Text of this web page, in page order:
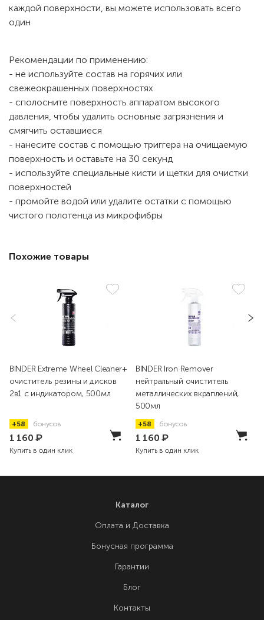
каждой поверхности, вы можете использовать всего
один
Рекомендации по применению:
- не используйте состав на горячих или
свежеокрашенных поверхностях
- сполосните поверхность аппаратом высокого
давления, чтобы удалить основные загрязнения и
смягчить оставшиеся
- нанесите состав с помощью триггера на очищаемую
поверхность и оставьте на 30 секунд
- используйте специальные кисти и щетки для очистки
поверхностей
- промойте водой или удалите остатки с помощью
чистого полотенца из микрофибры
Похожие товары
BINDER Extreme Wheel Cleaner+
очиститель резины и дисков
2в1 с индикатором, 500мл
+58 бонусов
1 160₽
Купить в один клик
BINDER Iron Remover
нейтральный очиститель
металлических вкраплений,
500мл
+58 бонусов
1 160₽
Купить в один клик
Каталог
Оплата и Доставка
Бонусная программа
Гарантии
Блог
Контакты